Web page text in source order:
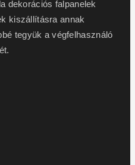
dekorációs falpanelek
kiszállításra annak
tegyük a végfelhasználó